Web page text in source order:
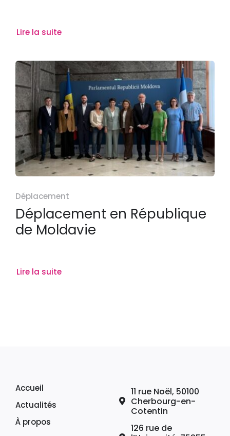
Lire la suite
Déplacement
Déplacement en République
de Moldavie
Lire la suite
Accueil
Actualités
À propos
11 rue Noël, 50100
Cherbourg-en-
Cotentin
126 rue de